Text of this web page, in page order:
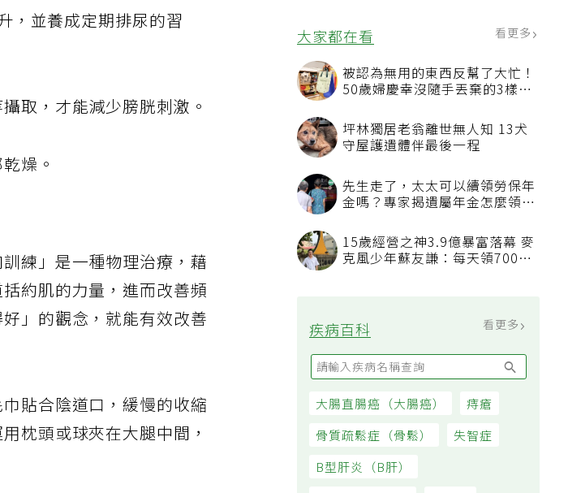
大家都在看
被認為無用的東西反幫了大忙！
50歲婦慶幸沒隨手丟棄的3樣物
坪林獨居老翁離世無人知 13犬
守屋護遺體伴最後一程
先生走了，太太可以續領勞保年
看順位還要看資格
15歲經營之神3.9億暴富落幕 麥
疾病百科
，並養成定期排尿的習
取，才能減少膀胱刺激。
燥。
練」是一種物理治療，藉
約肌的力量，進而改善頻
」的觀念，就能有效改善
貼合陰道口，緩慢的收縮
枕頭或球夾在大腿中間，